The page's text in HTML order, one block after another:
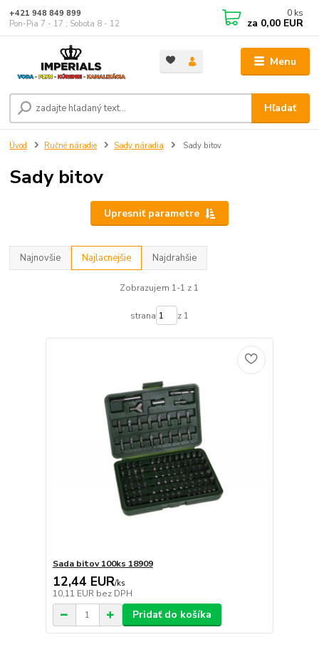
Menu
Hľadať
+421 948 849 899
Pon-Pia 7 - 17 ; Sobota 8 - 12
0 ks
za 0,00 EUR
Úvod Ručné náradie Sady náradia Sady bitov
Sady bitov
Upresniť parametre
Najnovšie Najlacnejšie Najdrahšie
Zobrazujem 1-1 z 1
strana z 1
Sada bitov 100ks 18909
12,44 EUR/ks
10,11 EUR bez DPH
Pridať do košíka